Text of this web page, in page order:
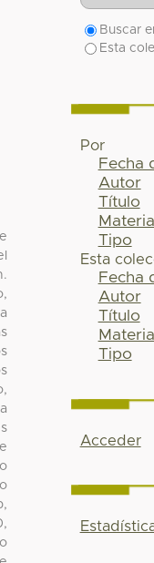
Buscar
Esta
Por
Fecha
Autor
Título
Materia
Tipo
Esta
Fecha
Autor
Título
Materia
Tipo
Acceder